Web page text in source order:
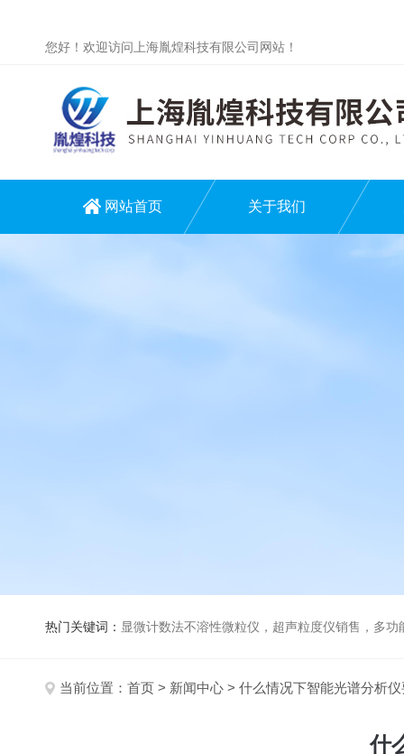
您好！欢迎访问上海胤煌科技有限公司网站！
网站首页 关于我们
热门关键词： 显微计数法不溶性微粒仪，超声粒度仪销售，多功能超声粒度分析仪，粒度及
当前位置： 首页 > 新闻中心 > 什么情况下智能光谱分析
什